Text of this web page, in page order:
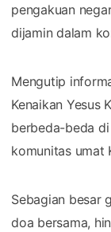
pengakuan
dijamin dalam
Mengutip
Kenaikan Yesus
berbeda-beda
komunitas umat
Sebagian besar
doa bersama,